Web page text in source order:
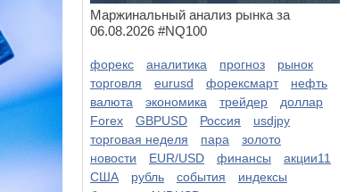
Маржинальный анализ рынка за
06.08.2026 #NQ100
форекс аналитика прогноз
рынок
торговля
eurusd форексмарт
нефть
валюта
экономика трейдер
доллар
Forex
GBPUSD Россия
usdjpy
торговая неделя
пара
золото
новости
EUR/USD финансы
акции11
США
рубль события
индексы